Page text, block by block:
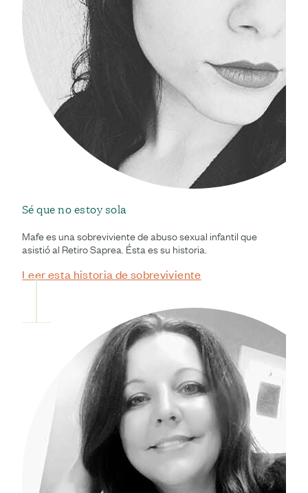
Sé que no estoy sola
Mafe es una sobreviviente de abuso sexual infantil que
asistió al Retiro Saprea. Ésta es su historia.
Leer esta historia de sobreviviente